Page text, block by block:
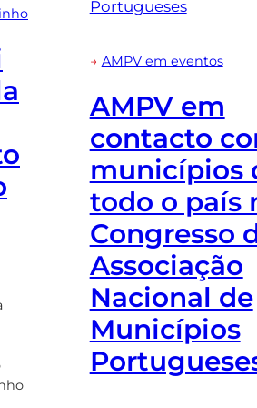
→ AMPV em eventos
AMPV em
contacto
municípios
todo o país
Congresso
Associação
Nacional de
Municípios